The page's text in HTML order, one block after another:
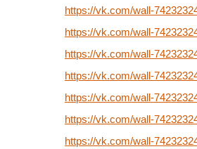
https://vk.com/wall-
https://vk.com/wall-
https://vk.com/wall-
https://vk.com/wall-
https://vk.com/wall-
https://vk.com/wall-
https://vk.com/wall-